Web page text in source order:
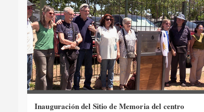
Inauguración del Sitio de Memoria del centro